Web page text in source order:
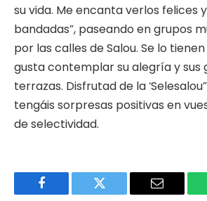
su vida. Me encanta verlos felices
bandadas”, paseando en grupos
por las calles de Salou. Se lo
gusta contemplar su alegría y sus
terrazas. Disfrutad de la
tengáis sorpresas positivas en
de selectividad.
Facebook Twitter Email